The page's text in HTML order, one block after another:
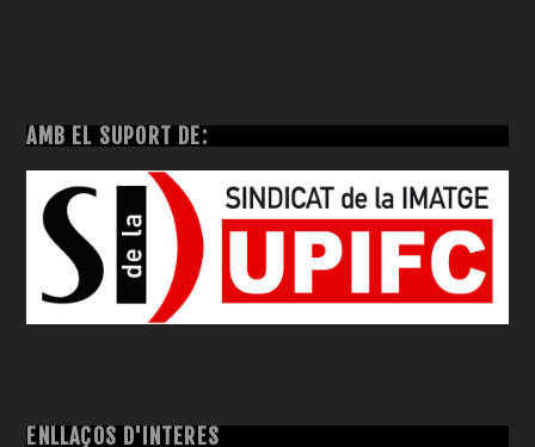
AMB EL SUPORT DE:
ENLLAÇOS D'INTERÈS